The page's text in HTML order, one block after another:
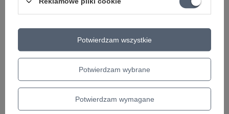
LIGHT TENSION
+ Dodaj do porównania
Alliance 500AR
Potwierdzam wybrane
Potwierdzam wymagane
Potwierdzam wszystkie